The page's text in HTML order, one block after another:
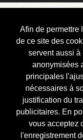
Afin de permettre
de ce site des
servent aussi à
anonymisées
principales
nécessaires à
justification du
publicitaires. En
vous acceptez
l'enregistrement
Courbis,
Blog
Bienvenue
Réalisations
Divers (et d’été)
Annonces